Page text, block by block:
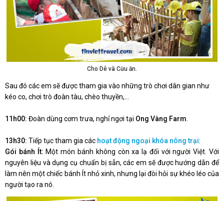
Cho Dê và Cừu ăn.
Sau đó các em sẽ được tham gia vào những trò chơi dân gian như
kéo co, chơi trò đoàn tàu, chèo thuyền,...
11h00: Đoàn dùng cơm trưa, nghỉ ngơi tại Ong Vàng Farm
13h30: Tiếp tục tham gia các hoạt động ngoại khóa nông trại:
Gói bánh Ít:Một món bánh không còn xa lạ đối với người Việt. Với
nguyên liệu và dụng cụ chuẩn bị sẵn, các em sẽ được hướng dẫn để
làm nên một chiếc bánh Ít nhỏ xinh, nhưng lại đòi hỏi sự khéo léo của
người tạo ra nó.